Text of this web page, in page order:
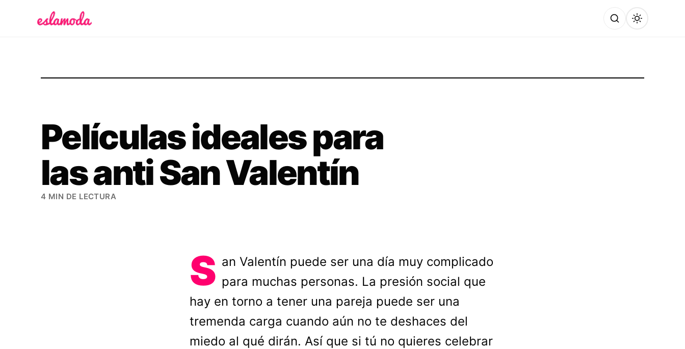
Películas ideales para
las anti San Valentín
4 MIN DE LECTURA
S an Valentín puede ser una día muy complicado
para muchas personas. La presión social que
hay en torno a tener una pareja puede ser una
tremenda carga cuando aún no te deshaces del
miedo al qué dirán. Así que si tú no quieres celebrar